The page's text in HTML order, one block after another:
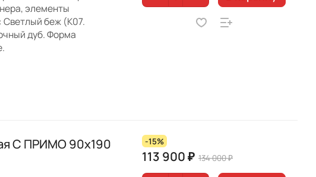
элементы
беж (K07.
дуб. Форма
C ПРИМО 90х190 -15%
113 900 ₽ 134 000 ₽